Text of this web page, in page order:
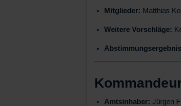
Mitglieder: Matthias
Weitere Vorschläge:
Amtsinhaber: Jürgen